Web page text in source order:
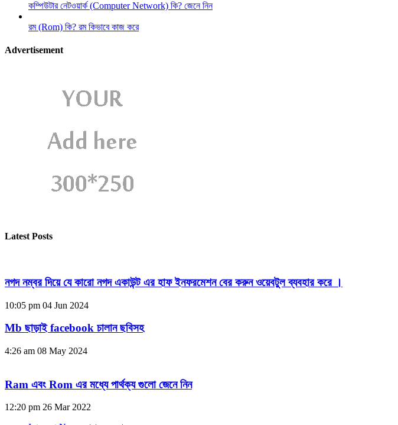
কম্পিউটার নেটওয়ার্ক (Computer Network) কি? জেনে নিন
রম (Rom) কি? রম কিভাবে কাজ করে
Advertisement
Latest Posts
নগদ নম্বর দিয়ে যে কারো নগদ একাউন্ট এর হাফ ইনফরমেশন বের করুন ওয়েবটুল ব্যবহার করে ।
10:05 pm 04 Jun 2024
Mb ছাড়াই facebook চালান ছবিসহ
4:26 am 08 May 2024
Ram এবং Rom এর মধ্যে পার্থক্য গুলো জেনে নিন
12:20 pm 26 Mar 2022